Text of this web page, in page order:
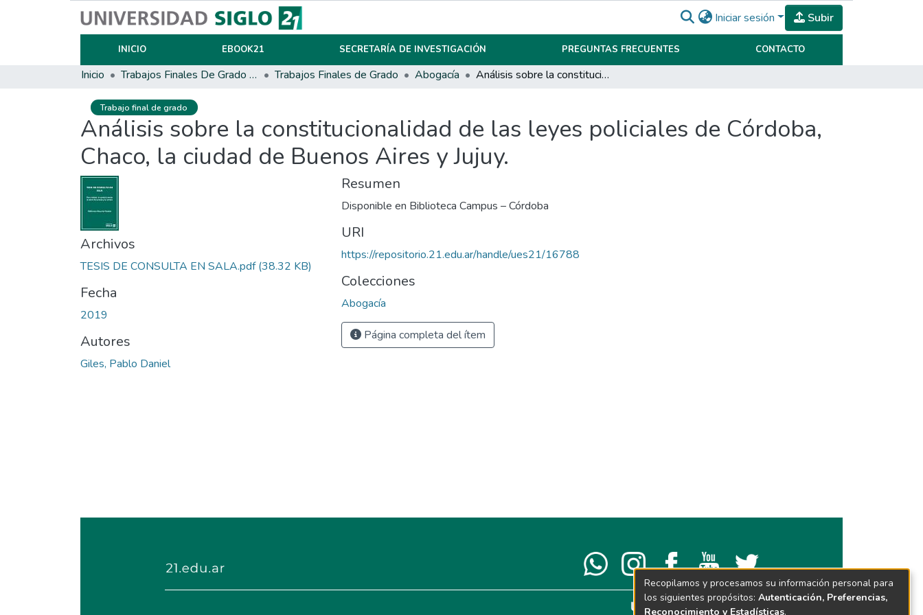
Iniciar sesión Subir
INICIO EBOOK21 SECRETARÍA DE INVESTIGACIÓN PREGUNTAS FRECUENTES CONTACTO
Inicio Trabajos Finales De Grado Y Posgrado Trabajos Finales de Grado Abogacía Análisis sobre la constitucionalidad de las leyes policiales de Córdoba, Chaco, la ciudad de Buenos Aires y Jujuy.
Trabajo final de grado
Análisis sobre la constitucionalidad de las leyes policiales de Córdoba,
Chaco, la ciudad de Buenos Aires y Jujuy.
Archivos
TESIS DE CONSULTA EN SALA.pdf(38.32 KB)
Fecha
2019
Autores
Giles, Pablo Daniel
Resumen
Disponible en Biblioteca Campus – Córdoba
URI
https://repositorio.21.edu.ar/handle/ues21/16788
Colecciones
Abogacía
Página completa del ítem
Recopilamos y procesamos su información personal para
los siguientes propósitos: Autenticación, Preferencias,
Reconocimiento y Estadísticas.